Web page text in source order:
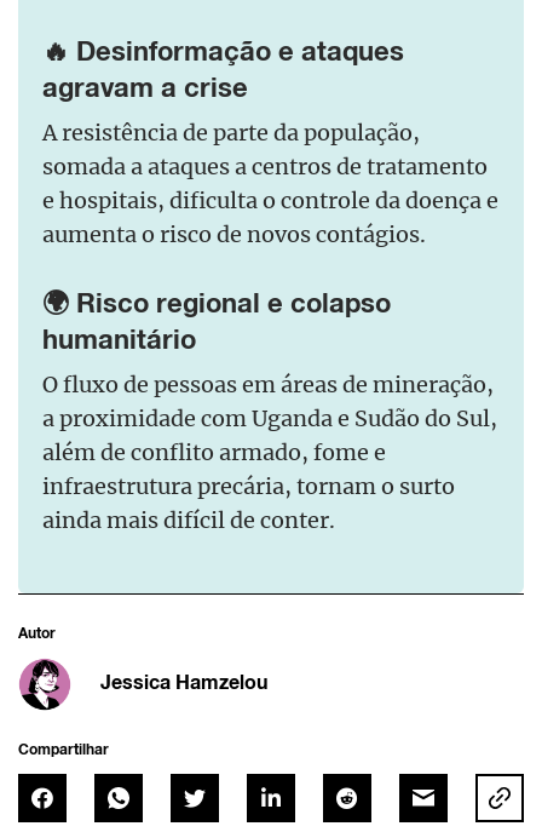
🔥 Desinformação e ataques
agravam a crise
A resistência de parte da população,
somada a ataques a centros de tratamento
e hospitais, dificulta o controle da doença e
aumenta o risco de novos contágios.
🌍 Risco regional e colapso
humanitário
O fluxo de pessoas em áreas de mineração,
a proximidade com Uganda e Sudão do Sul,
além de conflito armado, fome e
infraestrutura precária, tornam o surto
ainda mais difícil de conter.
Autor
Jessica Hamzelou
Compartilhar